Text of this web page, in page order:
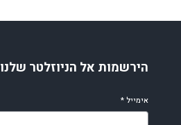
הירשמות אל הניוזלטר שלנו
אימייל*